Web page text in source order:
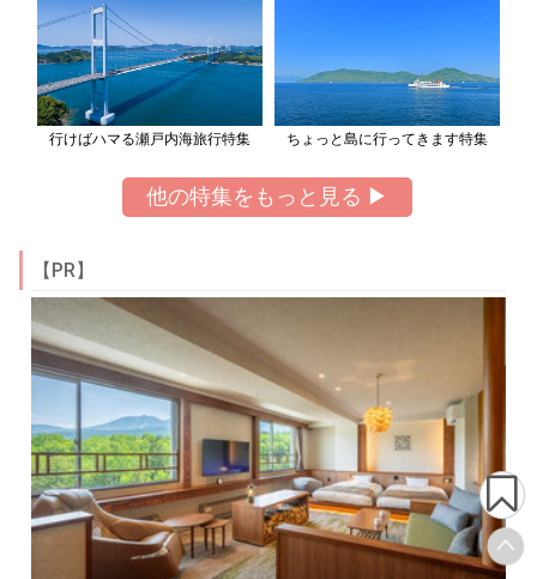
行けばハマる瀬戸内海旅行特集 ちょっと島に行ってきます特集
他の特集をもっと見る ▶
【PR】